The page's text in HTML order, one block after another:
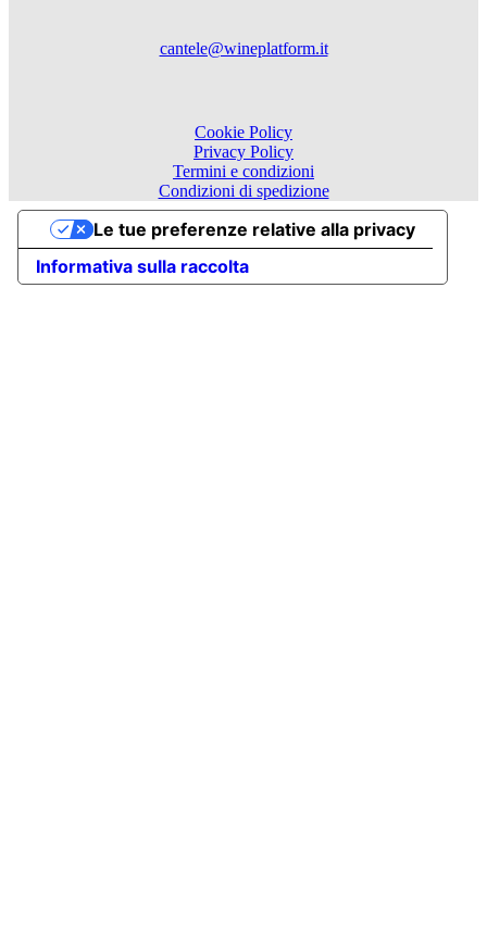
cantele@wineplatform.it
Cookie Policy
Privacy Policy
Termini e condizioni
Condizioni di spedizione
Informativa sulla raccolta
Le tue preferenze relative alla privacy